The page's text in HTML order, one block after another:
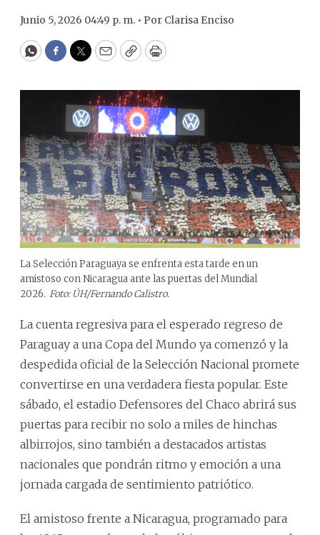
Junio 5, 2026 04:49 p. m. • Por Clarisa Enciso
WhatsApp
Facebook
Twitter
EmailCopyPrint
La Selección Paraguaya se enfrenta esta tarde en un
amistoso con Nicaragua ante las puertas del Mundial
2026. Foto: ÚH/Fernando Calistro.
La cuenta regresiva para el esperado regreso de
Paraguay a una Copa del Mundo ya comenzó y la
despedida oficial de la Selección Nacional promete
convertirse en una verdadera fiesta popular. Este
sábado, el estadio Defensores del Chaco abrirá sus
puertas para recibir no solo a miles de hinchas
albirrojos, sino también a destacados artistas
nacionales que pondrán ritmo y emoción a una
jornada cargada de sentimiento patriótico.
El amistoso frente a Nicaragua, programado para